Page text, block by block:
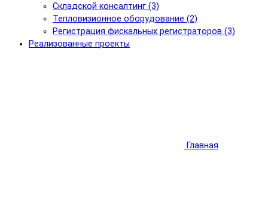
Складской консалтинг (3)
Тепловизионное оборудование (2)
Регистрация фискальных регистраторов (3)
Реализованные проекты
Главная